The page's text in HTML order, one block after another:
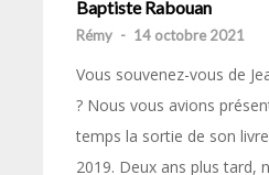
Baptiste Rabouan
Rémy - 14 octobre 2021
Vous souvenez-vous de
? Nous vous avions
temps la sortie de son
2019. Deux ans plus tard,